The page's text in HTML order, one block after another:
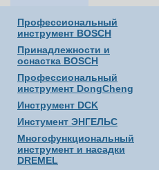
Профессиональный
инструмент BOSCH
Принадлежности и
оснастка BOSCH
Профессиональный
инструмент DongCheng
Инструмент DCK
Инстумент ЭНГЕЛЬС
Многофункциональный
инструмент и насадки
DREMEL